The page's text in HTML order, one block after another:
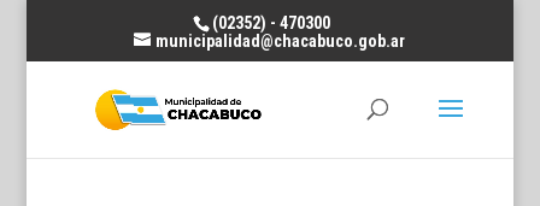
(02352) - 470300
municipalidad@chacabuco.gob.ar